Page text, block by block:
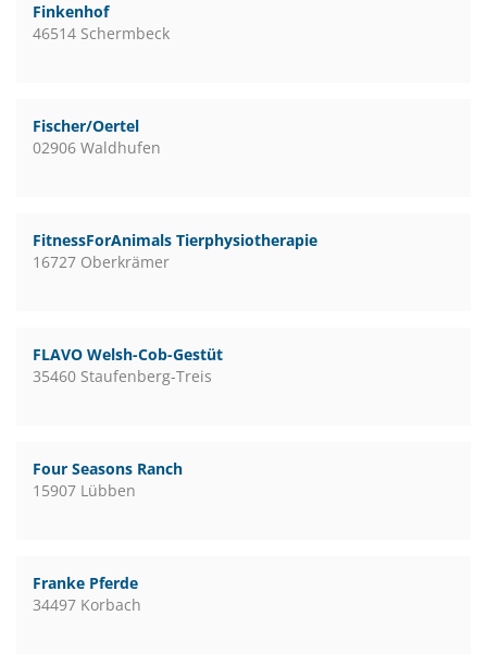
Finkenhof
46514 Schermbeck
Fischer/Oertel
02906 Waldhufen
FitnessForAnimals Tierphysiotherapie
16727 Oberkrämer
FLAVO Welsh-Cob-Gestüt
35460 Staufenberg-Treis
Four Seasons Ranch
15907 Lübben
Franke Pferde
34497 Korbach